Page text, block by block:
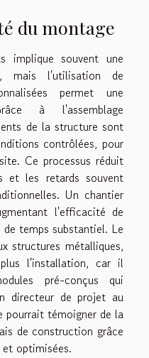
du montage
implique souvent une
mais l'utilisation de
permet une
à l'assemblage
de la structure sont
contrôlées, pour
Ce processus réduit
et les retards souvent
Un chantier
l'efficacité de
temps substantiel. Le
structures métalliques,
l'installation, car il
pré-conçus qui
directeur de projet au
pourrait témoigner de la
de construction grâce
optimisées.